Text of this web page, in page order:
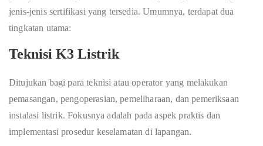
jenis-jenis sertifikasi yang tersedia. Umumnya, terdapat dua
tingkatan utama:
Teknisi K3 Listrik
Ditujukan bagi para teknisi atau operator yang melakukan
pemasangan, pengoperasian, pemeliharaan, dan pemeriksaan
instalasi listrik. Fokusnya adalah pada aspek praktis dan
implementasi prosedur keselamatan di lapangan.